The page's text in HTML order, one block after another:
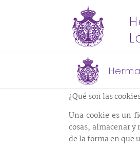
POLÍTICA DE
En cumplimiento
Electrónico, esta
¿Qué son las
Una cookie es un
cosas, almacenar
de la forma en que